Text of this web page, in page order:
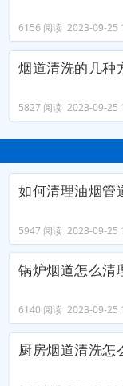
6156 阅读 2023-09-25
烟道清洗的几种
5827 阅读 2023-09-25
如何清理油烟管
5947 阅读 2023-09-25
锅炉烟道怎么清
6140 阅读 2023-09-25
厨房烟道清洗怎